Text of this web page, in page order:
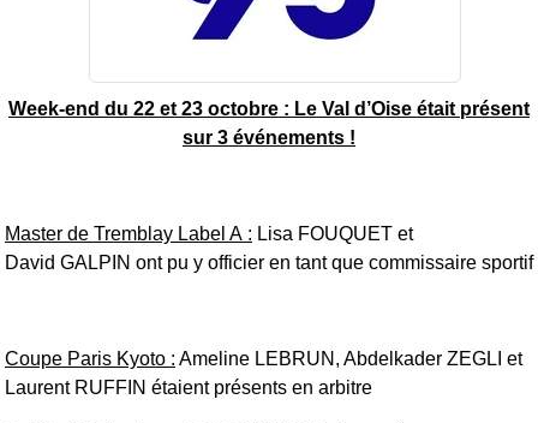
Week-end du 22 et 23 octobre : Le Val d’Oise était présent
sur 3 événements !
Master de Tremblay Label A : Lisa FOUQUET et
David GALPIN ont pu y officier en tant que commissaire sportif
Coupe Paris Kyoto : Ameline LEBRUN, Abdelkader ZEGLI et
Laurent RUFFIN étaient présents en arbitre